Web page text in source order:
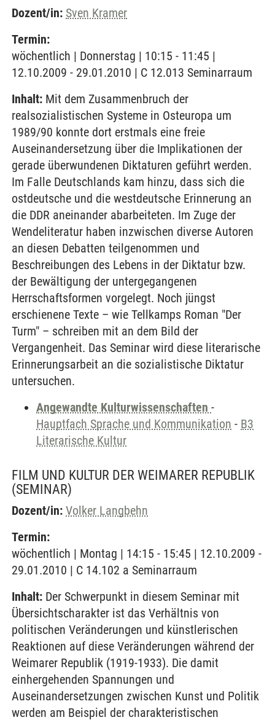
Dozent/in: Sven Kramer
Termin:
wöchentlich | Donnerstag | 10:15 - 11:45 |
12.10.2009 - 29.01.2010 | C 12.013 Seminarraum
Inhalt: Mit dem Zusammenbruch der
realsozialistischen Systeme in Osteuropa um
1989/90 konnte dort erstmals eine freie
Auseinandersetzung über die Implikationen der
gerade überwundenen Diktaturen geführt werden.
Im Falle Deutschlands kam hinzu, dass sich die
ostdeutsche und die westdeutsche Erinnerung an
die DDR aneinander abarbeiteten. Im Zuge der
Wendeliteratur haben inzwischen diverse Autoren
an diesen Debatten teilgenommen und
Beschreibungen des Lebens in der Diktatur bzw.
der Bewältigung der untergegangenen
Herrschaftsformen vorgelegt. Noch jüngst
erschienene Texte – wie Tellkamps Roman "Der
Turm" – schreiben mit an dem Bild der
Vergangenheit. Das Seminar wird diese literarische
Erinnerungsarbeit an die sozialistische Diktatur
untersuchen.
Angewandte Kulturwissenschaften -
Hauptfach Sprache und Kommunikation - B3
Literarische Kultur
FILM UND KULTUR DER WEIMARER REPUBLIK
(SEMINAR)
Dozent/in: Volker Langbehn
Termin:
wöchentlich | Montag | 14:15 - 15:45 | 12.10.2009 -
29.01.2010 | C 14.102 a Seminarraum
Inhalt: Der Schwerpunkt in diesem Seminar mit
Übersichtscharakter ist das Verhältnis von
politischen Veränderungen und künstlerischen
Reaktionen auf diese Veränderungen während der
Weimarer Republik (1919-1933). Die damit
einhergehenden Spannungen und
Auseinandersetzungen zwischen Kunst und Politik
werden am Beispiel der charakteristischen